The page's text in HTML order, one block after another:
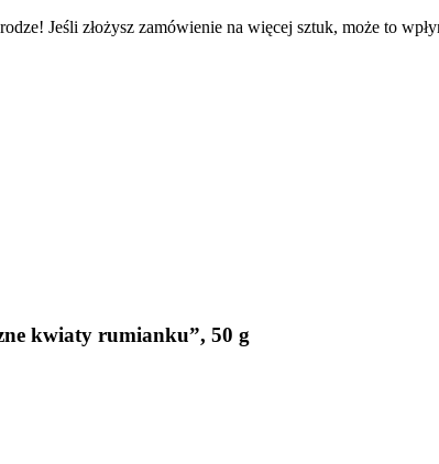
Jeśli złożysz zamówienie na więcej sztuk, może to
kwiaty rumianku”, 50 g